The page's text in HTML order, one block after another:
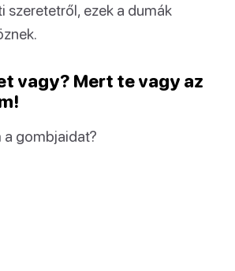
szeretetről, ezek a dumák
vagy? Mert te vagy az
gombjaidat?